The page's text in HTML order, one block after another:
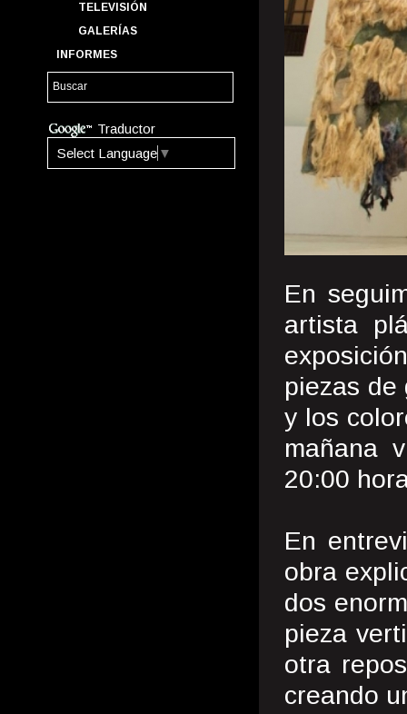
TELEVISIÓN
GALERÍAS
INFORMES
Traductor
Select Language ▼
En
artista
piezas de
y los
mañana
20:00
En
obra
dos
pieza
otra
creando